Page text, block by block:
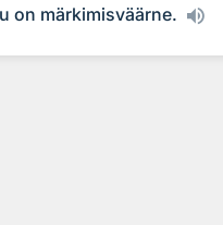
on märkimisväärne.